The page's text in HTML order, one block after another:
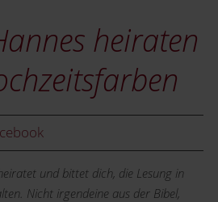
heiraten
und bittet dich, die Lesung in
Nicht irgendeine aus der Bibel,